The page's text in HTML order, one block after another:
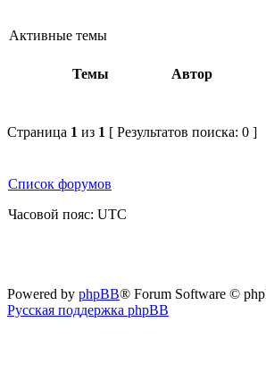
Активные темы
Темы Автор
Страница 1 из 1 [ Результатов поиска: 0 ]
Список форумов
Часовой пояс: UTC
Powered by phpBB® Forum Software ©
Русская поддержка phpBB